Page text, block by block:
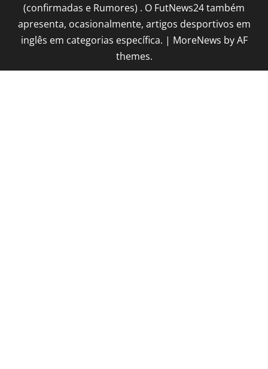
(confirmadas e Rumores) . O FutNews24 também
apresenta, ocasionalmente, artigos desportivos em
inglês em categorias específica. | MoreNews by AF
themes.